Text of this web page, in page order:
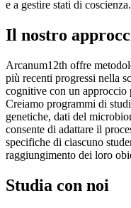
e a gestire stati di coscienza.
Il nostro
Arcanum12th offre
più recenti progressi nella
cognitive con un approccio
Creiamo programmi di
genetiche, dati del
consente di adattare il
specifiche di ciascuno
raggiungimento dei loro
Studia con noi